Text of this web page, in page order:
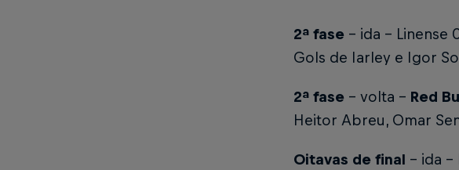
2ª fase - ida - Linense
Gols de Iarley e Igor
2ª fase - volta - Red
Heitor Abreu, Omar
Oitavas de final - ida -